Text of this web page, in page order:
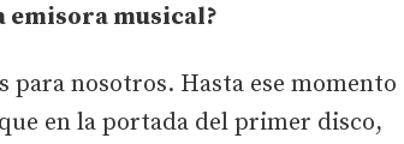
emisora musical?
nosotros. Hasta ese momento
en la portada del primer disco,